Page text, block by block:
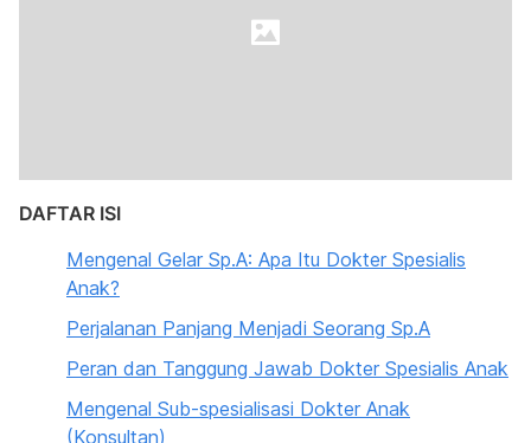
DAFTAR ISI
Mengenal Gelar Sp.A: Apa Itu Dokter Spesialis
Anak?
Perjalanan Panjang Menjadi Seorang Sp.A
Peran dan Tanggung Jawab Dokter Spesialis Anak
Mengenal Sub-spesialisasi Dokter Anak
(Konsultan)